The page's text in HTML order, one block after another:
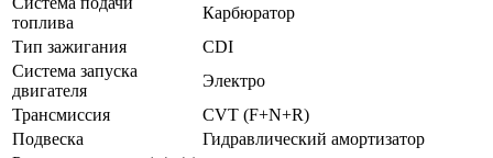
топлива
Карбюратор
Тип зажигания
CDI
Система запуска
двигателя
Электро
Трансмиссия
CVT (F+N+R)
Подвеска
Гидравлический амортизатор